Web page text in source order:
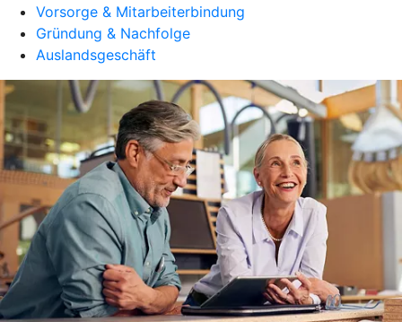
Vorsorge & Mitarbeiterbindung
Gründung & Nachfolge
Auslandsgeschäft